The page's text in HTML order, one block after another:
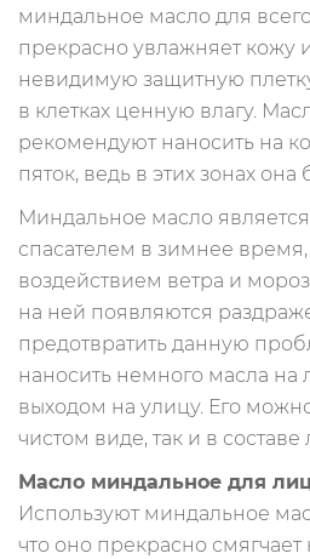
миндальное масло для
прекрасно увлажняет кожу
невидимую защитную
в клетках ценную влагу.
рекомендуют наносить на
пяток, ведь в этих зонах она
Миндальное масло
спасателем в зимнее время,
воздействием ветра и
на ней появляются
предотвратить данную
наносить немного масла на
выходом на улицу. Его
чистом виде, так и в
Масло миндальное для
Используют миндальное
что оно прекрасно